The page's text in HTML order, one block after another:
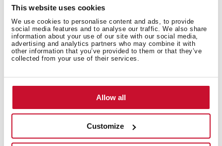
This website uses cookies
We use cookies to personalise content and ads, to provide
social media features and to analyse our traffic. We also share
information about your use of our site with our social media,
advertising and analytics partners who may combine it with
other information that you’ve provided to them or that they’ve
collected from your use of their services.
Allow all
Customize
Produkt wielokrotnie nagradzany
Ten produkt został nagrodzony wieloma prestiżowymi